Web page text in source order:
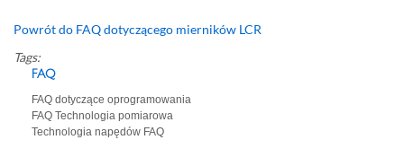
Powrót do FAQ dotyczącego mierników LCR
Tags:
FAQ
FAQ dotyczące oprogramowania
FAQ Technologia pomiarowa
Technologia napędów FAQ